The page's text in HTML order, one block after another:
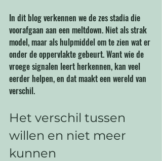
In dit blog verkennen we de zes stadia die
voorafgaan aan een meltdown. Niet als strak
model, maar als hulpmiddel om te zien wat er
onder de oppervlakte gebeurt. Want wie de
vroege signalen leert herkennen, kan veel
eerder helpen, en dat maakt een wereld van
verschil.
Het verschil tussen
willen en niet meer
kunnen